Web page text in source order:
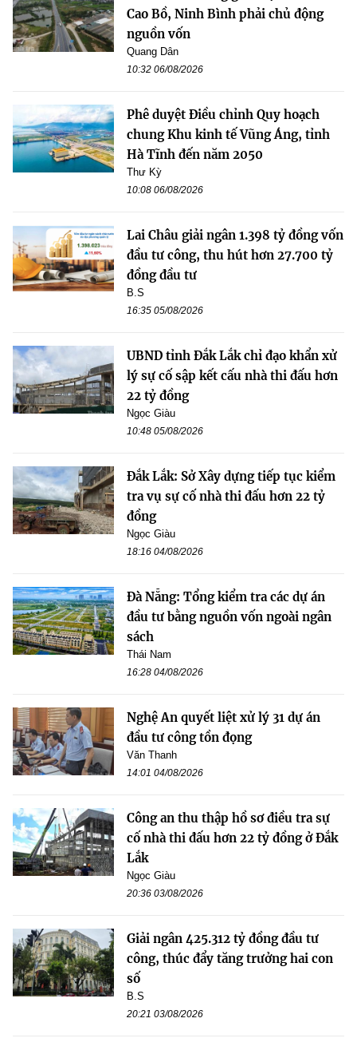
Cao Bồ, Ninh Bình phải chủ động
nguồn vốn
Quang Dân
10:32 06/08/2026
Phê duyệt Điều chỉnh Quy hoạch
chung Khu kinh tế Vũng Áng, tỉnh
Hà Tĩnh đến năm 2050
Thư Kỳ
10:08 06/08/2026
Lai Châu giải ngân 1.398 tỷ đồng vốn
đầu tư công, thu hút hơn 27.700 tỷ
đồng đầu tư
B.S
16:35 05/08/2026
UBND tỉnh Đắk Lắk chỉ đạo khẩn xử
lý sự cố sập kết cấu nhà thi đấu hơn
22 tỷ đồng
Ngọc Giàu
10:48 05/08/2026
Đắk Lắk: Sở Xây dựng tiếp tục kiểm
tra vụ sự cố nhà thi đấu hơn 22 tỷ
đồng
Ngọc Giàu
18:16 04/08/2026
Đà Nẵng: Tổng kiểm tra các dự án
đầu tư bằng nguồn vốn ngoài ngân
sách
Thái Nam
16:28 04/08/2026
Nghệ An quyết liệt xử lý 31 dự án
đầu tư công tồn đọng
Văn Thanh
14:01 04/08/2026
Công an thu thập hồ sơ điều tra sự
cố nhà thi đấu hơn 22 tỷ đồng ở Đắk
Lắk
Ngọc Giàu
20:36 03/08/2026
Giải ngân 425.312 tỷ đồng đầu tư
công, thúc đẩy tăng trưởng hai con
số
B.S
20:21 03/08/2026